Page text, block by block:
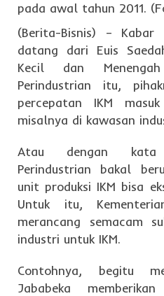
(Berita-Bisnis) – Kabar
datang dari Euis
Kecil dan
Perindustrian itu,
percepatan IKM
misalnya di kawasan
Atau dengan kata
Perindustrian bakal
unit produksi IKM bisa
Untuk itu,
merancang semacam
industri untuk IKM.
Contohnya, begitu
Jababeka